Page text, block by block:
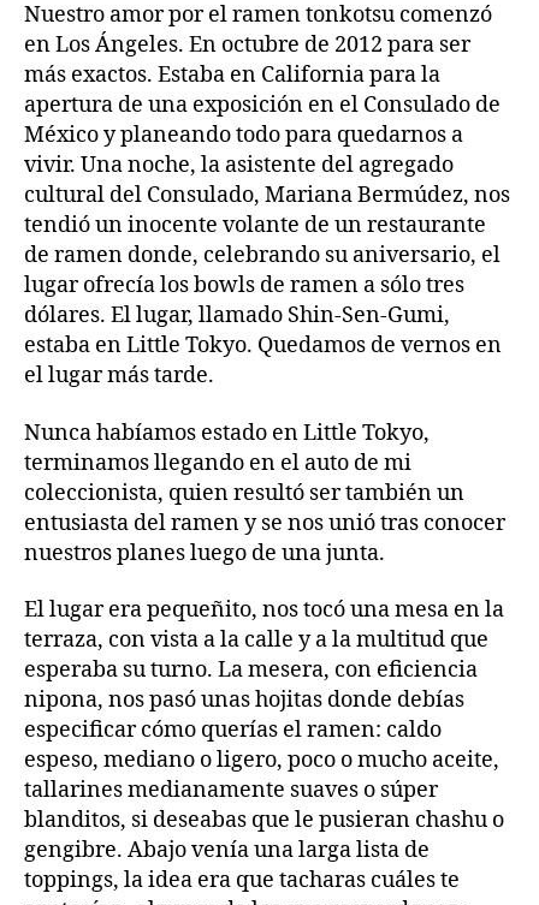
Nuestro amor por el ramen tonkotsu comenzó
en Los Ángeles. En octubre de 2012 para ser
más exactos. Estaba en California para la
apertura de una exposición en el Consulado de
México y planeando todo para quedarnos a
vivir. Una noche, la asistente del agregado
cultural del Consulado, Mariana Bermúdez, nos
tendió un inocente volante de un restaurante
de ramen donde, celebrando su aniversario, el
lugar ofrecía los bowls de ramen a sólo tres
dólares. El lugar, llamado Shin-Sen-Gumi,
estaba en Little Tokyo. Quedamos de vernos en
el lugar más tarde.
Nunca habíamos estado en Little Tokyo,
terminamos llegando en el auto de mi
coleccionista, quien resultó ser también un
entusiasta del ramen y se nos unió tras conocer
nuestros planes luego de una junta.
El lugar era pequeñito, nos tocó una mesa en la
terraza, con vista a la calle y a la multitud que
esperaba su turno. La mesera, con eficiencia
nipona, nos pasó unas hojitas donde debías
especificar cómo querías el ramen: caldo
espeso, mediano o ligero, poco o mucho aceite,
tallarines medianamente suaves o súper
blanditos, si deseabas que le pusieran chashu o
gengibre. Abajo venía una larga lista de
toppings, la idea era que tacharas cuáles te